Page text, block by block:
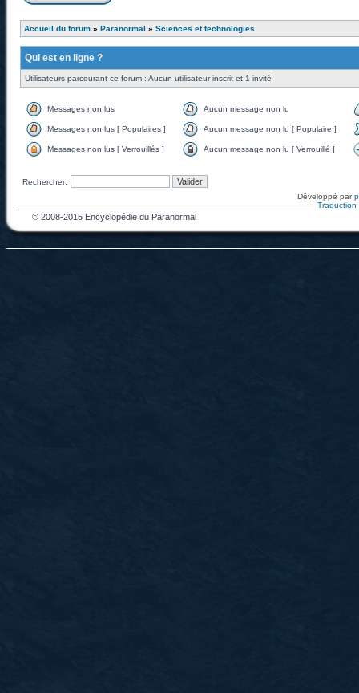
Accueil du forum » Paranormal » Sciences et technologies
Qui est en ligne ?
Utilisateurs parcourant ce forum : Aucun utilisateur inscrit et 1 invité
Messages non lus Aucun message non lu
Messages non lus [ Populaires ] Aucun message non lu [ Populaire ]
Messages non lus [ Verrouillés ] Aucun message non lu [ Verrouillé ]
Rechercher:
Développé par
Traduction
© 2008-2015 Encyclopédie du Paranormal